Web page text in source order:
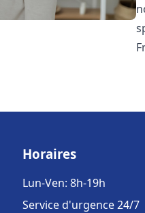
Horaires
Lun-Ven: 8h-19h
Service d'urgence 24/7